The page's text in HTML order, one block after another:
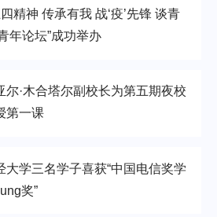
精神 传承有我 战‘疫’先锋 谈青
论坛”成功举办
尔·木合塔尔副校长为第五期夜校
第一课
大学三名学子喜获“中国电信奖学
奖”